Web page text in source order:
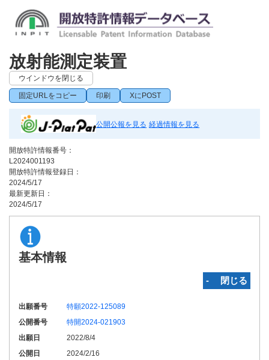
放射能測定装置
ウインドウを閉じる
固定URLをコピー 印刷 XにPOST
公開公報を見る 経過情報を見る
開放特許情報番号：
L2024001193
開放特許情報登録日：
2024/5/17
最新更新日：
2024/5/17
基本情報
‐ 閉じる
出願番号
特願2022-125089
公開番号
特開2024-021903
出願日
2022/8/4
公開日
2024/2/16